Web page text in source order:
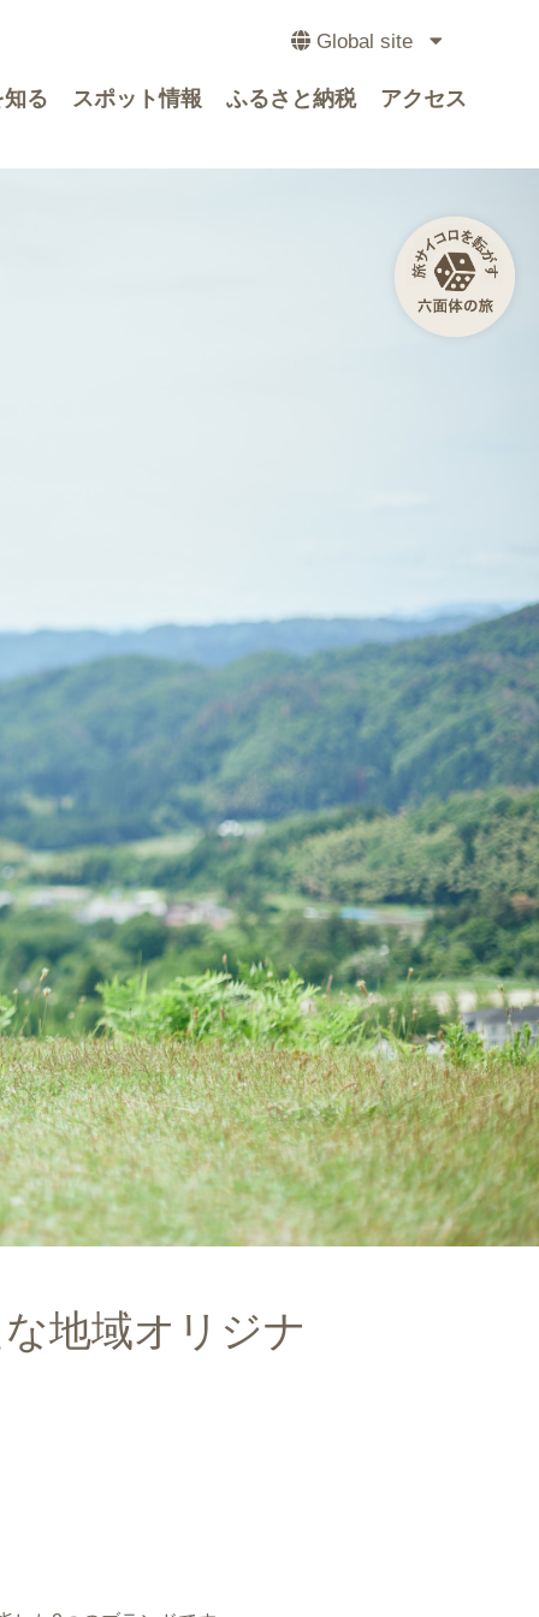
Global site
る スポット情報 ふるさと納税 アクセス
地域オリジナ